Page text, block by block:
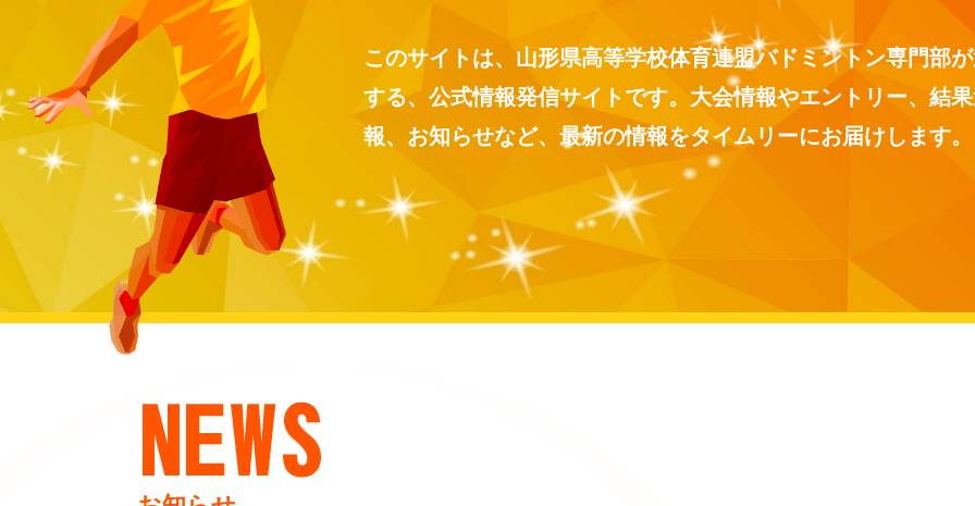
このサイトは、山形県高等学校体育連盟バドミントン専門部
する、公式情報発信サイトです。大会情報やエントリー、結
報、お知らせなど、最新の情報をタイムリーにお届けします。